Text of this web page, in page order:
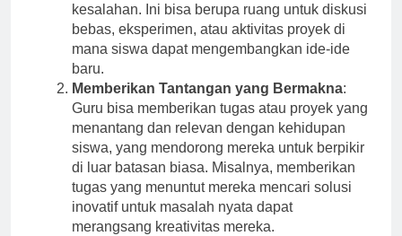
kesalahan. Ini bisa berupa ruang untuk diskusi
bebas, eksperimen, atau aktivitas proyek di
mana siswa dapat mengembangkan ide-ide
baru.
Memberikan Tantangan yang Bermakna:
Guru bisa memberikan tugas atau proyek yang
menantang dan relevan dengan kehidupan
siswa, yang mendorong mereka untuk berpikir
di luar batasan biasa. Misalnya, memberikan
tugas yang menuntut mereka mencari solusi
inovatif untuk masalah nyata dapat
merangsang kreativitas mereka.